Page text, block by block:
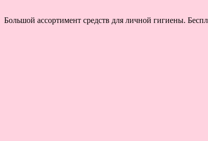
Большой ассортимент средств для личной гигиены.